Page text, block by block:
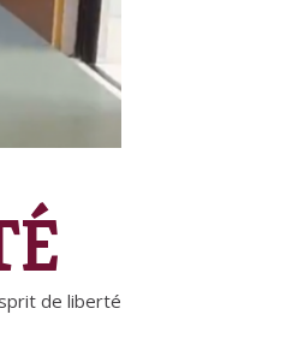
de liberté